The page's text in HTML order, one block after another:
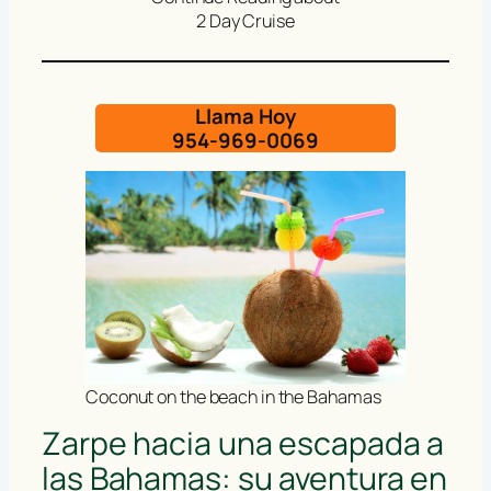
2 Day Cruise
Llama Hoy
954-969-0069
Coconut on the beach in the Bahamas
Zarpe hacia una escapada a
las Bahamas: su aventura en